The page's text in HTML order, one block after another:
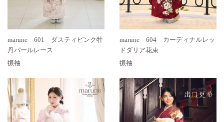
marune 601 ダスティピンク牡
丹パールレース
振袖
marune 604 カーディナルレッ
ドダリア花束
振袖